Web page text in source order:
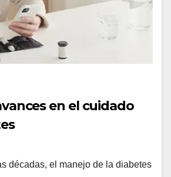
en el cuidado
décadas, el manejo de la diabetes